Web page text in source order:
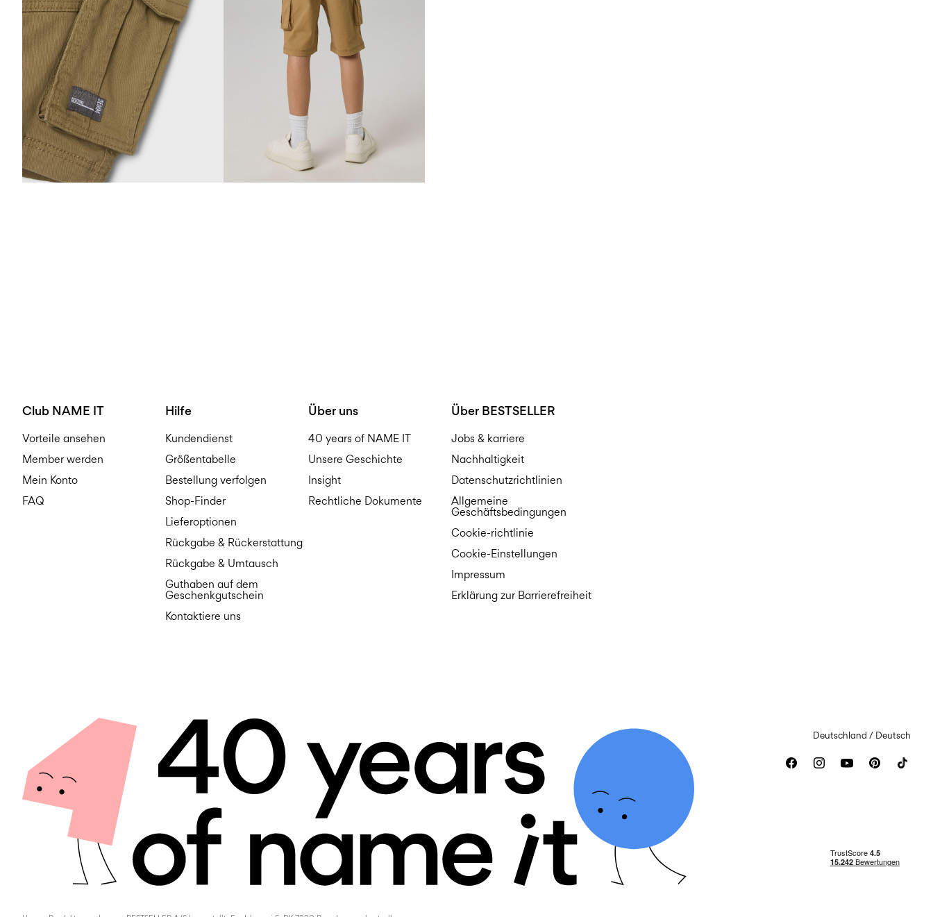
Club NAME IT
Vorteile ansehen
Member werden
Mein Konto
FAQ
Hilfe
Kundendienst
Größentabelle
Bestellung verfolgen
Shop-Finder
Lieferoptionen
Rückgabe & Rückerstattung
Rückgabe & Umtausch
Guthaben auf dem
Geschenkgutschein
Kontaktiere uns
Über uns
40 years of NAME IT
Unsere Geschichte
Insight
Rechtliche Dokumente
Über BESTSELLER
Jobs & karriere
Nachhaltigkeit
Datenschutzrichtlinien
Allgemeine
Geschäftsbedingungen
Cookie-richtlinie
Cookie-Einstellungen
Impressum
Erklärung zur Barrierefreiheit
Deutschland / Deutsch